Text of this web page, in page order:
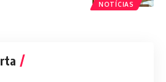
NOTÍCIAS